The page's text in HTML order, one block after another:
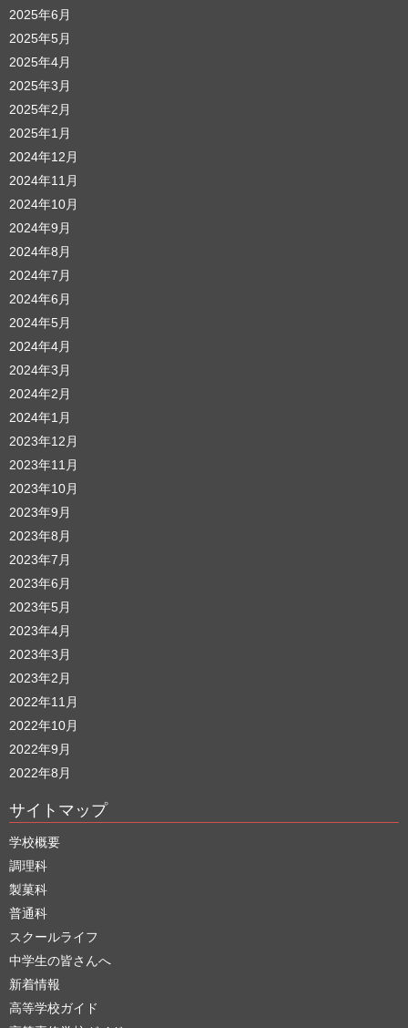
2025年6月
2025年5月
2025年4月
2025年3月
2025年2月
2025年1月
2024年12月
2024年11月
2024年10月
2024年9月
2024年8月
2024年7月
2024年6月
2024年5月
2024年4月
2024年3月
2024年2月
2024年1月
2023年12月
2023年11月
2023年10月
2023年9月
2023年8月
2023年7月
2023年6月
2023年5月
2023年4月
2023年3月
2023年2月
2022年11月
2022年10月
2022年9月
2022年8月
サイトマップ
学校概要
調理科
製菓科
普通科
スクールライフ
中学生の皆さんへ
新着情報
高等学校ガイド